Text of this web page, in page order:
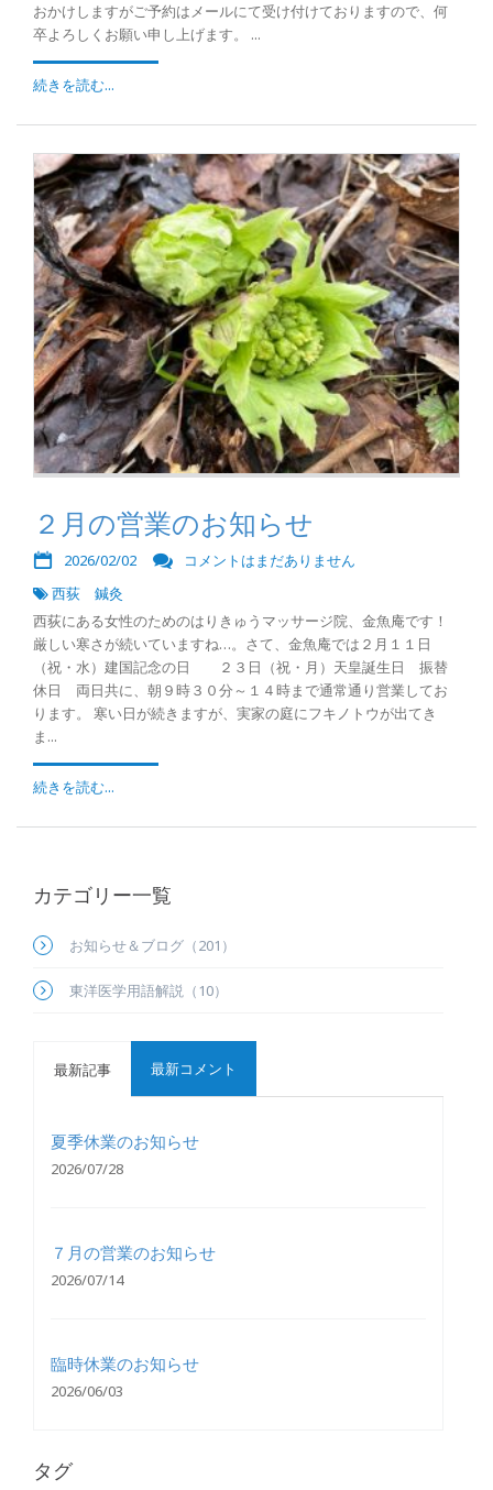
おかけしますがご予約はメールにて受け付けておりますので、何
卒よろしくお願い申し上げます。 ...
続きを読む...
２月の営業のお知らせ
2026/02/02
コメントはまだありません
西荻 鍼灸
西荻にある女性のためのはりきゅうマッサージ院、金魚庵です！
厳しい寒さが続いていますね…。さて、金魚庵では２月１１日
（祝・水）建国記念の日 ２３日（祝・月）天皇誕生日 振替
休日 両日共に、朝９時３０分～１４時まで通常通り営業してお
ります。 寒い日が続きますが、実家の庭にフキノトウが出てき
ま...
続きを読む...
カテゴリー一覧
お知らせ＆ブログ（201）
東洋医学用語解説（10）
最新記事 最新コメント
夏季休業のお知らせ
2026/07/28
７月の営業のお知らせ
2026/07/14
臨時休業のお知らせ
2026/06/03
タグ